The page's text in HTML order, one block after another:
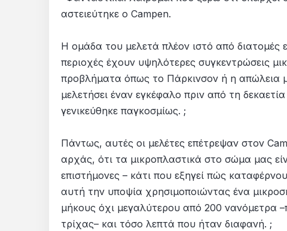
αστειεύτηκε ο Campen.
Η ομάδα του μελετά πλέον ιστό από διατομές
περιοχές έχουν υψηλότερες συγκεντρώσεις
προβλήματα όπως το Πάρκινσον ή η απώλεια
μελετήσει έναν εγκέφαλο πριν από τη
γενικεύθηκε παγκοσμίως. ;
Πάντως, αυτές οι μελέτες επέτρεψαν στον
αρχάς, ότι τα μικροπλαστικά στο σώμα μας
επιστήμονες – κάτι που εξηγεί πώς
αυτή την υποψία χρησιμοποιώντας ένα
μήκους όχι μεγαλύτερου από 200 νανόμετρα
τρίχας– και τόσο λεπτά που ήταν διαφανή. ;